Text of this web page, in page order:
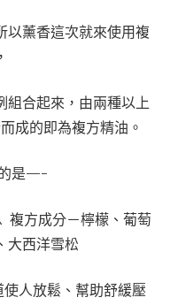
以薰香這次就來使用複
組合起來，由兩種以上
成的即為複方精油。
是—-
複方成分－檸檬、葡萄
大西洋雪松
人放鬆、幫助舒緩壓